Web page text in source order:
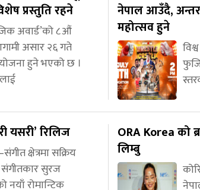
प्रस्तुति रहने
अवार्ड’को ८औं
असार २६ गते
हुने भएको छ ।
नेपाल आउँदै,
महोत्सव हुने
यसरी’ रिलिज
क्षेत्रमा सक्रिय
सुरज
नयाँ रोमान्टिक
ORA Korea को
लिम्बु